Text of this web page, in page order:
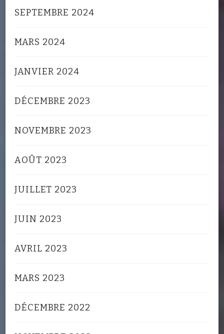
SEPTEMBRE 2024
MARS 2024
JANVIER 2024
DÉCEMBRE 2023
NOVEMBRE 2023
AOÛT 2023
JUILLET 2023
JUIN 2023
AVRIL 2023
MARS 2023
DÉCEMBRE 2022